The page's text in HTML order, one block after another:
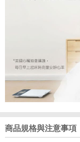
商品規格與注意事項